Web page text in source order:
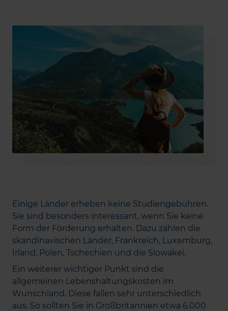
Einige Länder erheben keine Studiengebühren.
Sie sind besonders interessant, wenn Sie keine
Form der Förderung erhalten. Dazu zählen die
skandinavischen Länder, Frankreich, Luxemburg,
Irland, Polen, Tschechien und die Slowakei.
Ein weiterer wichtiger Punkt sind die
allgemeinen Lebenshaltungskosten im
Wunschland. Diese fallen sehr unterschiedlich
aus. So sollten Sie in Großbritannien etwa 6.000